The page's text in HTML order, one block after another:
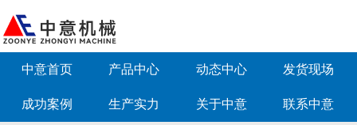
中意首页 产品中心 动态中心 发货现场
成功案例 生产实力 关于中意 联系中意